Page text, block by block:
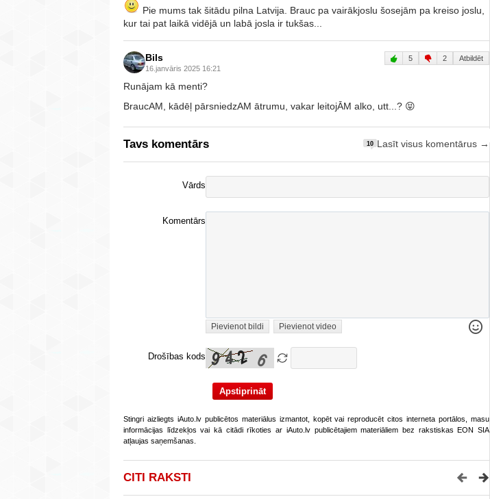
Pie mums tak šitādu pilna Latvija. Brauc pa vairākjoslu šosejām pa kreiso joslu,
kur tai pat laikā vidējā un labā josla ir tukšas...
Bils
16.janvāris 2025 16:21
5 2 Atbildēt
Runājam kā menti?
BraucAM, kādēļ pārsniedzAM ātrumu, vakar leitojĀM alko, utt...? 😝
Tavs komentārs 10 Lasīt visus komentārus →
Vārds
Komentārs
Pievienot bildi Pievienot video
Drošības kods
Stingri aizliegts iAuto.lv publicētos materiālus izmantot, kopēt vai reproducēt citos interneta portālos, masu
informācijas līdzekļos vai kā citādi rīkoties ar iAuto.lv publicētajiem materiāliem bez rakstiskas EON SIA
atļaujas saņemšanas.
CITI RAKSTI